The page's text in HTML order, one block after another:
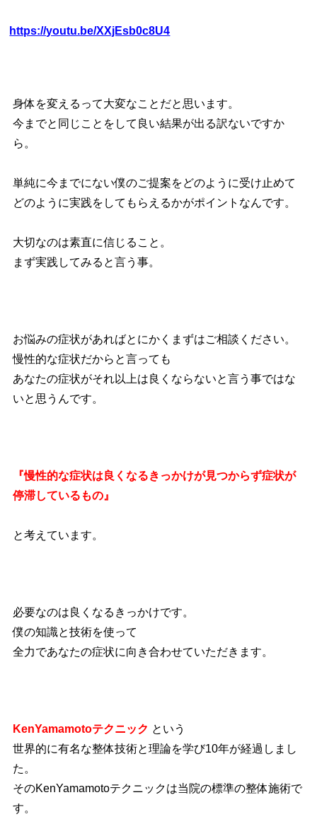
https://youtu.be/XXjEsb0c8U4
身体を変えるって大変なことだと思います。
今までと同じことをして良い結果が出る訳ないですか
ら。
単純に今までにない僕のご提案をどのように受け止めて
どのように実践をしてもらえるかがポイントなんです。
大切なのは素直に信じること。
まず実践してみると言う事。
お悩みの症状があればとにかくまずはご相談ください。
慢性的な症状だからと言っても
あなたの症状がそれ以上は良くならないと言う事ではな
いと思うんです。
『慢性的な症状は良くなるきっかけが見つからず症状が
停滞しているもの』
と考えています。
必要なのは良くなるきっかけです。
僕の知識と技術を使って
全力であなたの症状に向き合わせていただきます。
KenYamamotoテクニック という
世界的に有名な整体技術と理論を学び10年が経過しまし
た。
そのKenYamamotoテクニックは当院の標準の整体施術で
す。